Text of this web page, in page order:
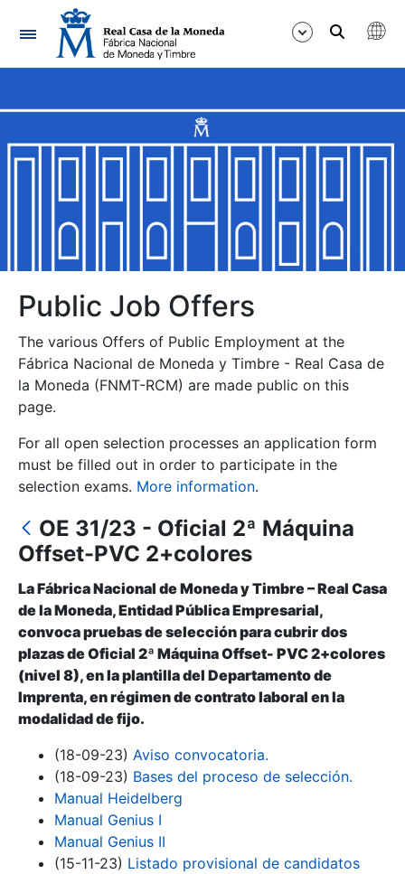
Navigation
Show/Hide
Show/Hide
Show/Hide
Show/Hide
Show/Hide
Show/Hide
Show/Hide
Show/Hide
Public Job Offers
The various Offers of Public Employment at the
Fábrica Nacional de Moneda y Timbre - Real Casa de
la Moneda (FNMT-RCM) are made public on this
page.
For all open selection processes an application form
must be filled out in order to participate in the
selection exams. More information.
OE 31/23 - Oficial 2ª Máquina
Offset-PVC 2+colores
La Fábrica Nacional de Moneda y Timbre – Real Casa
de la Moneda, Entidad Pública Empresarial,
convoca pruebas de selección para cubrir dos
plazas de Oficial 2ª Máquina Offset- PVC 2+colores
(nivel 8), en la plantilla del Departamento de
Imprenta, en régimen de contrato laboral en la
modalidad de fijo.
(18-09-23) Aviso convocatoria.
(18-09-23) Bases del proceso de selección.
Manual Heidelberg
Manual Genius I
Manual Genius II
(15-11-23) Listado provisional de candidatos